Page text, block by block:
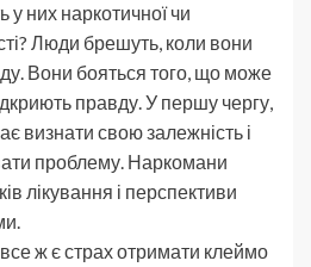
у них наркотичної чи
Люди брешуть, коли вони
Вони бояться того, що може
правду. У першу чергу,
визнати свою залежність і
проблему. Наркомани
лікування і перспективи
ж є страх отримати клеймо